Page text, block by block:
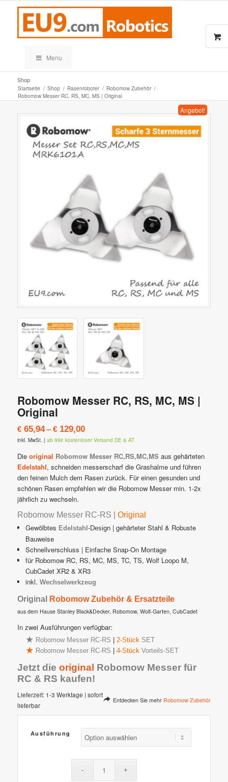
Menu
Shop
Startseite / Shop / Rasenroboter / Robomow Zubehör /
Robomow Messer RC, RS, MC, MS | Original
Angebot!
Robomow Messer RC, RS, MC, MS |
Original
€65,94–€129,00
inkl. MwSt. | ab 99€ kostenloser Versand DE & AT
Die original Robomow Messer RC,RS,MC,MS aus gehärteten
Edelstahl, schneiden messerscharf die Grashalme und führen
den feinen Mulch dem Rasen zurück. Für einen gesunden und
schönen Rasen empfehlen wir die Robomow Messer min. 1-2x
jährlich zu wechseln.
Robomow Messer RC-RS | Original
Gewölbtes Edelstahl-Design | gehärteter Stahl & Robuste
Bauweise
Schnellverschluss | Einfache Snap-On Montage
für Robomow RC, RS, MC, MS, TC, TS, Wolf Loopo M,
CubCadet XR2 & XR3
inkl.Wechselwerkzeug
Original Robomow Zubehör & Ersatzteile
aus dem Hause Stanley Black&Decker, Robomow, Wolf-Garten, CubCadet
In zwei Ausführungen verfügbar:
Robomow Messer RC-RS |2-Stück SET
Robomow Messer RC-RS |4-Stück Vorteils-SET
Jetzt die original Robomow Messer für
RC & RS kaufen!
Entdecken Sie mehr Robomow Zubehör
Lieferzeit: 1-3 Werktage | sofort
lieferbar
Ausführung